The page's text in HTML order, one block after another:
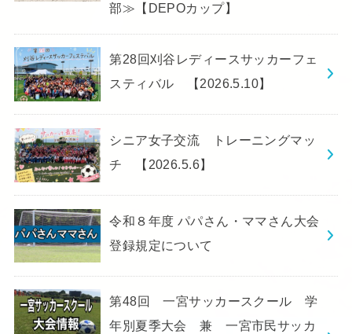
部≫【DEPOカップ】
第28回刈谷レディースサッカーフェ
スティバル 【2026.5.10】
シニア女子交流 トレーニングマッ
チ 【2026.5.6】
令和８年度 パパさん・ママさん大会
登録規定について
第48回 一宮サッカースクール 学
年別夏季大会 兼 一宮市民サッカ